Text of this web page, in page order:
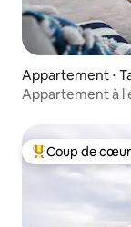
Appartement ⋅
Appartement à
Coups de cœur
Coup de